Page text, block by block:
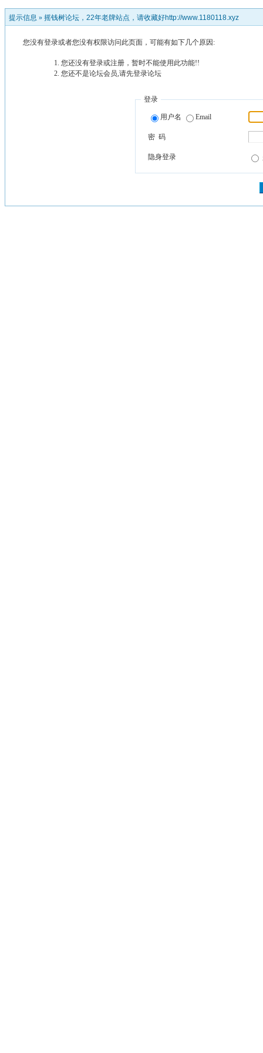
提示信息 » 摇钱树论坛，22年老牌站点，请收藏好http://www.1180118.xyz
您没有登录或者您没有权限访问此页面，可能有如下几个原因:
您还没有登录或注册，暂时不能使用此功能!!
您还不是论坛会员,请先登录论坛
登录
用户名 Email
密 码
隐身登录